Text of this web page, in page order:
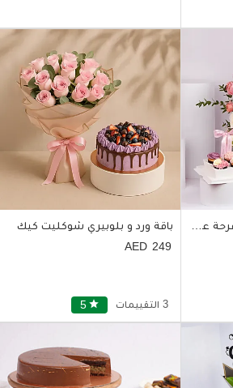
بوكس ورد وبالونات وحلا فرحة عيد الميلاد
باقة ورد و بلوبيري شوكليت كيك
249
5 star 3 التقييمات